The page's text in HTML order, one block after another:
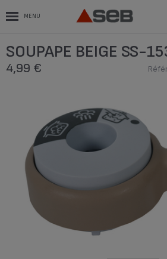
MENU
SOUPAPE BEIGE SS-
4,99 €